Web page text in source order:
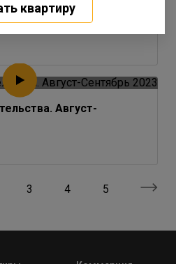
Август-
Август-
3 4 5
квартиру